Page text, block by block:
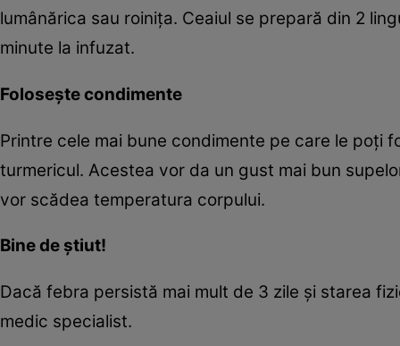
lumânărica sau roiniţa. Ceaiul se prepară din 2
minute la infuzat.
Foloseşte condimente
Printre cele mai bune condimente pe care le poţi
turmericul. Acestea vor da un gust mai bun
vor scădea temperatura corpului.
Bine de ştiut!
Dacă febra persistă mai mult de 3 zile şi starea
medic specialist.